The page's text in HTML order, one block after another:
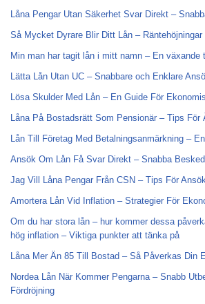
Låna Pengar Utan Säkerhet Svar Direkt –
Så Mycket Dyrare Blir Ditt Lån – Räntehöjningar
Min man har tagit lån i mitt namn – En växande
Lätta Lån Utan UC – Snabbare och Enklare
Lösa Skulder Med Lån – En Guide För
Låna På Bostadsrätt Som Pensionär – Tips För
Lån Till Företag Med Betalningsanmärkning –
Ansök Om Lån Få Svar Direkt – Snabba
Jag Vill Låna Pengar Från CSN – Tips För
Amortera Lån Vid Inflation – Strategier För
Om du har stora lån – hur kommer dessa
hög inflation – Viktiga punkter att tänka på
Låna Mer Än 85 Till Bostad – Så Påverkas Din
Nordea Lån När Kommer Pengarna – Snabb
Fördröjning